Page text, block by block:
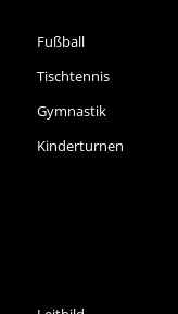
Fußball
Tischtennis
Gymnastik
Kinderturnen